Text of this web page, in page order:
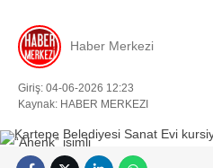
Haber Merkezi
Giriş: 04-06-2026 12:23
Kaynak: HABER MERKEZI